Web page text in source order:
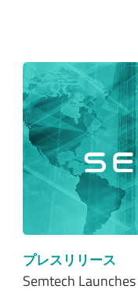
プレスリリース
Semtech